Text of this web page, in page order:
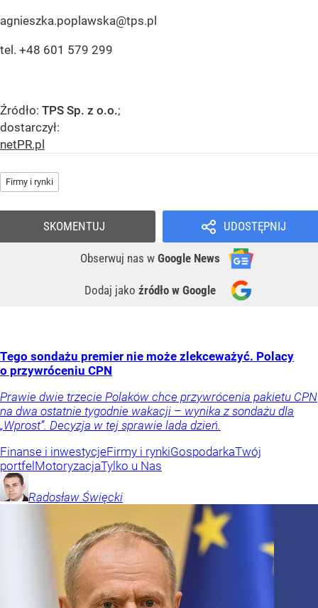
agnieszka.poplawska@tps.pl
tel. +48 601 579 299
Źródło: TPS Sp. z o.o.;
dostarczył:
netPR.pl
Firmy i rynki
UDOSTĘPNIJ
Obserwuj nas w Google News
Dodaj jako źródło w Google
SKOMENTUJ
Tego sondażu premier nie może zlekceważyć. Polacy
o przywróceniu CPN
Prawie dwie trzecie Polaków chce przywrócenia pakietu CPN
na dwa ostatnie tygodnie wakacji – wynika z sondażu dla
„Wprost”. Decyzja w tej sprawie lada dzień.
Finanse i inwestycjeFirmy i rynkiGospodarkaTwój
portfel MotoryzacjaTylko u Nas
Radosław Święcki